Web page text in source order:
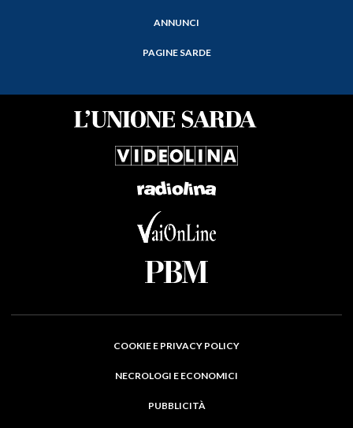
ANNUNCI
PAGINE SARDE
COOKIE E PRIVACY POLICY
NECROLOGI E ECONOMICI
PUBBLICITÀ